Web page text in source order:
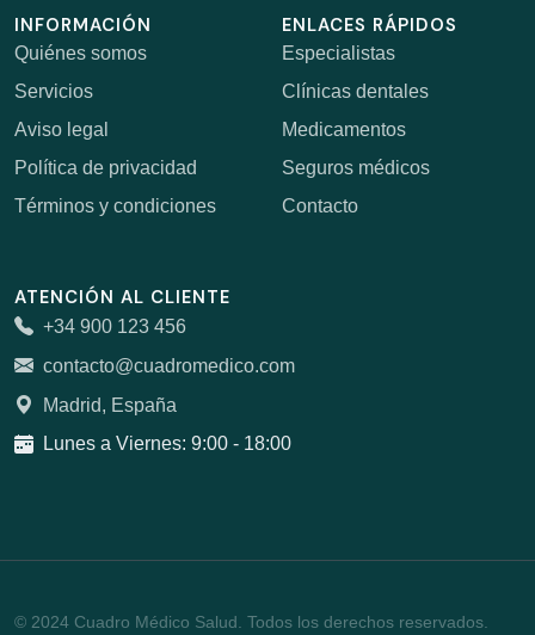
INFORMACIÓN
Quiénes somos
Servicios
Aviso legal
Política de privacidad
Términos y condiciones
ENLACES RÁPIDOS
Especialistas
Clínicas dentales
Medicamentos
Seguros médicos
Contacto
ATENCIÓN AL CLIENTE
+34 900 123 456
contacto@cuadromedico.com
Madrid, España
Lunes a Viernes: 9:00 - 18:00
© 2024 Cuadro Médico Salud. Todos los derechos reservados.